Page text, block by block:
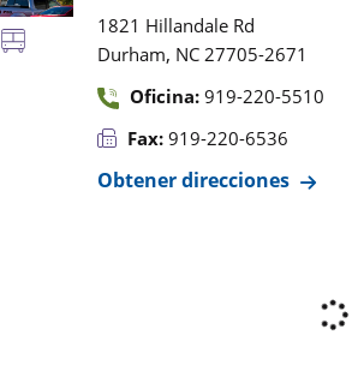
1821 Hillandale Rd
Durham, NC 27705-2671
Oficina: 919-220-5510
Fax: 919-220-6536
Obtener direcciones